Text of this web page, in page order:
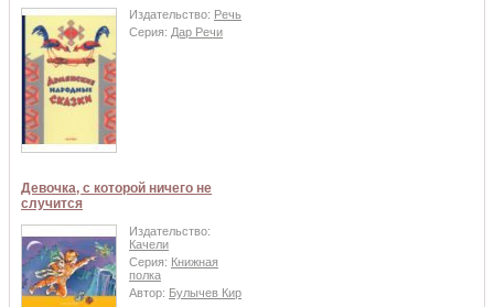
Издательство: Речь
Серия: Дар Речи
Девочка, с которой ничего не
случится
Издательство:
Качели
Серия: Книжная
полка
Автор: Булычев Кир